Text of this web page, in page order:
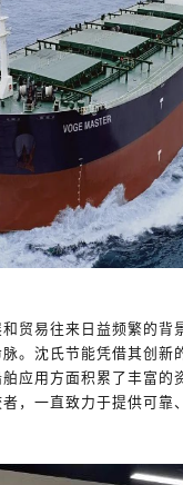
贸易往来日益频繁的背
。沈氏节能凭借其创新
应用方面积累了丰富的
，一直致力于提供可靠